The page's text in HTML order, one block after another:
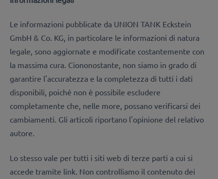
Le informazioni pubblicate da UNION TANK Eckstein
GmbH & Co. KG, in particolare le informazioni di natura
legale, sono aggiornate e modificate costantemente con
la massima cura. Ciononostante, non siamo in grado di
garantire l'accuratezza e la completezza di tutti i dati
disponibili, poiché non è possibile escludere
completamente che, nelle more, possano verificarsi dei
cambiamenti. Gli articoli riportano l'opinione del relativo
autore.
Lo stesso vale per tutti i siti web di terze parti a cui si
accede tramite link. Non controlliamo il contenuto dei